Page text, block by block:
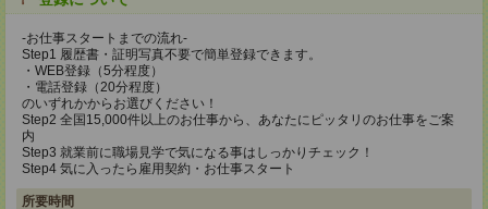
-お仕事スタートまでの流れ-
Step1 履歴書・証明写真不要で簡単登録できます。
・WEB登録（5分程度）
・電話登録（20分程度）
のいずれかからお選びください！
Step2 全国15,000件以上のお仕事から、あなたにピッタリのお仕事をご案
内
Step3 就業前に職場見学で気になる事はしっかりチェック！
Step4 気に入ったら雇用契約・お仕事スタート
所要時間